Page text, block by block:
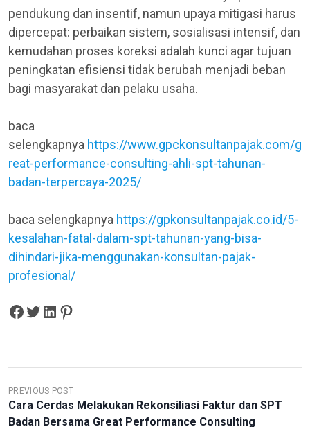
pendukung dan insentif, namun upaya mitigasi harus
dipercepat: perbaikan sistem, sosialisasi intensif, dan
kemudahan proses koreksi adalah kunci agar tujuan
peningkatan efisiensi tidak berubah menjadi beban
bagi masyarakat dan pelaku usaha.
baca
selengkapnya https://www.gpckonsultanpajak.com/g
reat-performance-consulting-ahli-spt-tahunan-
badan-terpercaya-2025/
baca selengkapnya https://gpkonsultanpajak.co.id/5-
kesalahan-fatal-dalam-spt-tahunan-yang-bisa-
dihindari-jika-menggunakan-konsultan-pajak-
profesional/
Share on Facebook Tweet on Twitter Share on LinkedIn Pin on Pinterest
N
A
PREVIOUS POST
Cara Cerdas Melakukan Rekonsiliasi Faktur dan SPT
Badan Bersama Great Performance Consulting